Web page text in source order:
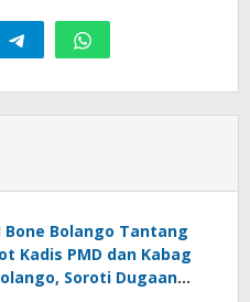
Bone Bolango Tantang
Kadis PMD dan Kabag
Soroti Dugaan